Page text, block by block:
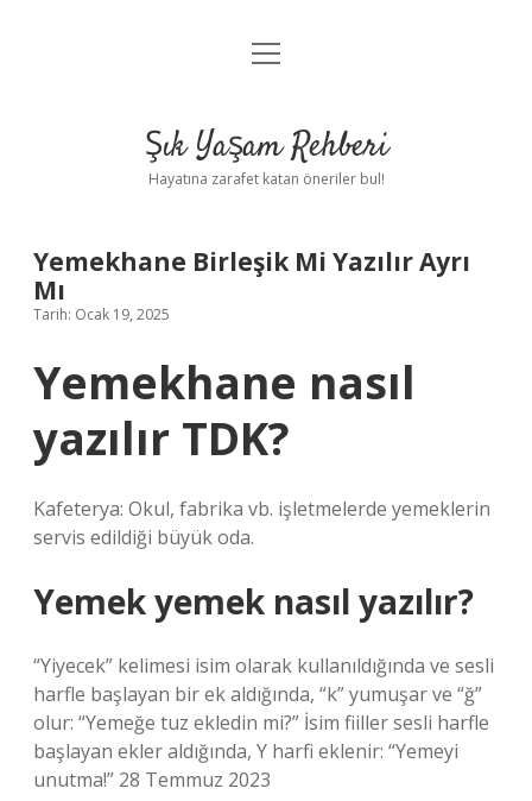
Anasayfa
Yasal Uyarı
menüyü
Şık Yaşam Rehberi
Hayatına zarafet katan öneriler bul!
Yemekhane Birleşik Mi Yazılır Ayrı
Mı
Tarih: Ocak 19, 2025
Yemekhane nasıl
yazılır TDK?
Kafeterya: Okul, fabrika vb. işletmelerde yemeklerin
servis edildiği büyük oda.
Yemek yemek nasıl yazılır?
“Yiyecek” kelimesi isim olarak kullanıldığında ve sesli
harfle başlayan bir ek aldığında, “k” yumuşar ve “ğ”
olur: “Yemeğe tuz ekledin mi?” İsim fiiller sesli harfle
başlayan ekler aldığında, Y harfi eklenir: “Yemeyi
unutma!” 28 Temmuz 2023